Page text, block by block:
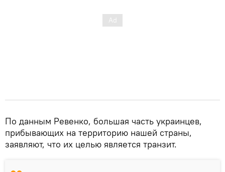
По данным Ревенко, большая часть украинцев,
прибывающих на территорию нашей страны,
заявляют, что их целью является транзит.